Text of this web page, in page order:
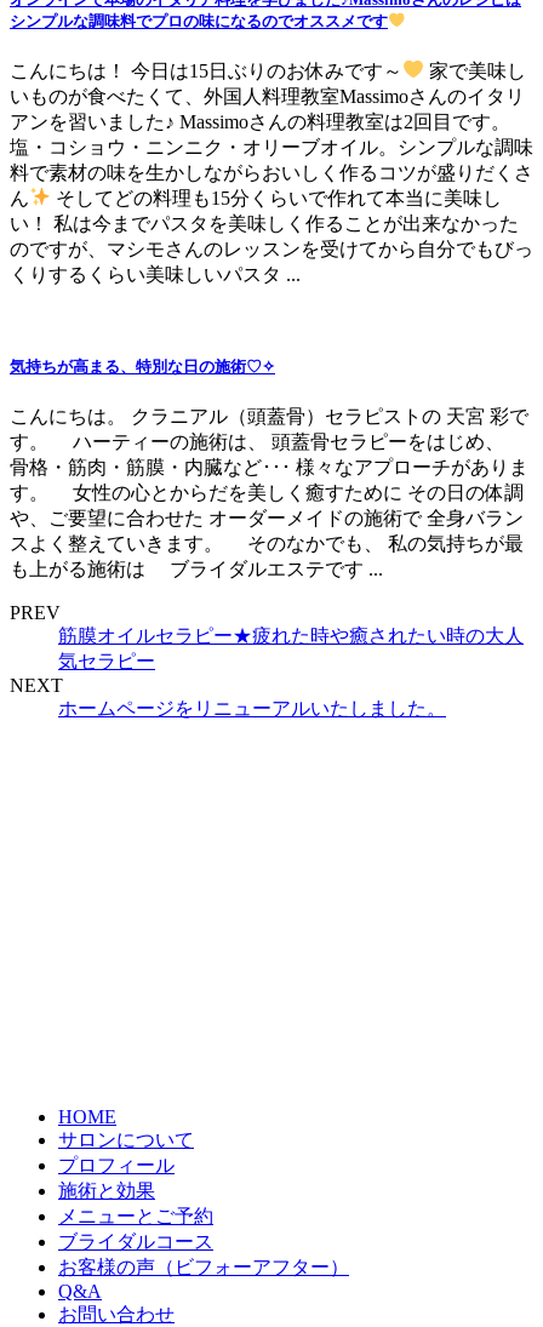
シンプルな調味料でプロの味になるのでオススメです
こんにちは！ 今日は15日ぶりのお休みです～
家で美味し
いものが食べたくて、外国人料理教室Massimoさんのイタリ
アンを習いました♪ Massimoさんの料理教室は2回目です。
塩・コショウ・ニンニク・オリーブオイル。シンプルな調味
料で素材の味を生かしながらおいしく作るコツが盛りだくさ
ん
そしてどの料理も15分くらいで作れて本当に美味し
い！ 私は今までパスタを美味しく作ることが出来なかった
のですが、マシモさんのレッスンを受けてから自分でもびっ
くりするくらい美味しいパスタ ...
気持ちが高まる、特別な日の施術♡✧
こんにちは。 クラニアル（頭蓋骨）セラピストの 天宮 彩で
す。 ハーティーの施術は、 頭蓋骨セラピーをはじめ、
骨格・筋肉・筋膜・内臓など･･･ 様々なアプローチがありま
す。 女性の心とからだを美しく癒すために その日の体調
や、ご要望に合わせた オーダーメイドの施術で 全身バラン
スよく整えていきます。 そのなかでも、 私の気持ちが最
も上がる施術は ブライダルエステです ...
PREV
筋膜オイルセラピー★疲れた時や癒されたい時の大人
気セラピー
NEXT
ホームページをリニューアルいたしました。
HOME
サロンについて
プロフィール
施術と効果
メニューとご予約
ブライダルコース
お客様の声（ビフォーアフター）
Q&A
お問い合わせ